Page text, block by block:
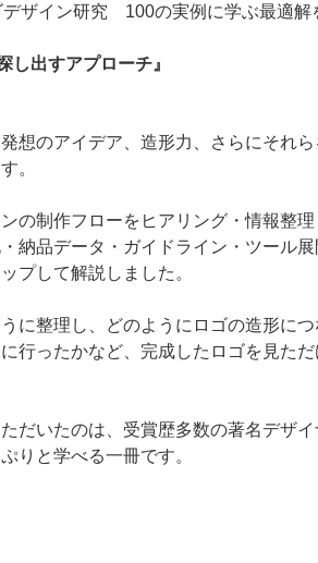
ザイン研究 100の実例に学ぶ最適解
出すアプローチ』
想のアイデア、造形力、さらにそれ
。
の制作フローをヒアリング・情報整
納品データ・ガイドライン・ツール
プして解説しました。
に整理し、どのようにロゴの造形に
行ったかなど、完成したロゴを見た
だいたのは、受賞歴多数の著名デザ
りと学べる一冊です。